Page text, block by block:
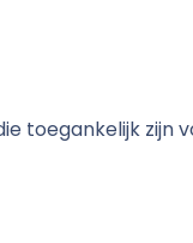
toegankelijk zijn